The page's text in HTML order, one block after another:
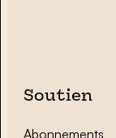
Soutien
Abonnements